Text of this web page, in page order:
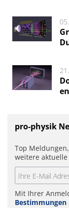
pro-physik
Top
weitere
Mit Ihrer
Bestimmungen